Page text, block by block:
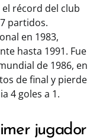
récord del club
partidos.
en 1983,
hasta 1991. Fue
de 1986, en
de final y pierde
4 goles a 1.
jugador